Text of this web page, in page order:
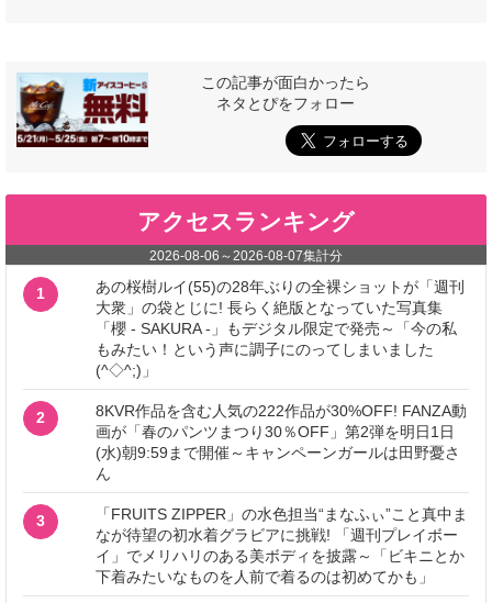
この記事が面白かったら
ネタとぴをフォロー
アクセスランキング
2026-08-06 ～2026-08-07集計分
1
あの桜樹ルイ(55)の28年ぶりの全裸ショットが「週刊
大衆」の袋とじに! 長らく絶版となっていた写真集
「櫻 - SAKURA -」もデジタル限定で発売～「今の私
もみたい！という声に調子にのってしまいました
(^◇^;)」
2
8KVR作品を含む人気の222作品が30%OFF! FANZA動
画が「春のパンツまつり30％OFF」第2弾を明日1日
(水)朝9:59まで開催～キャンペーンガールは田野憂さ
ん
3
「FRUITS ZIPPER」の水色担当“まなふぃ”こと真中ま
なが待望の初水着グラビアに挑戦! 「週刊プレイボー
イ」でメリハリのある美ボディを披露～「ビキニとか
下着みたいなものを人前で着るのは初めてかも」